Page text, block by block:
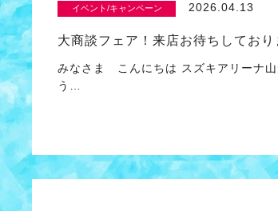
イベント/キャンペーン 2026.04.13
大商談フェア！来店お待ちしており
みなさま こんにちは スズキアリーナ
う…